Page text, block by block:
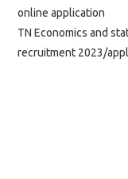
online application
TN Economics and
recruitment 2023/